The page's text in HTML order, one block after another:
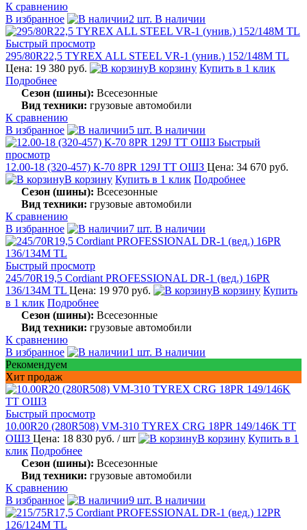
К сравнению
В избранное
2 шт. В наличии
Быстрый просмотр
295/80R22,5 TYREX ALL STEEL VR-1 (унив.) 152/148M TL
Цена: 19 380 руб.
В корзину Купить в 1 клик
Подробнее
Сезон (шины): Всесезонные
Вид техники: грузовые автомобили
К сравнению
В избранное
5 шт. В наличии
Быстрый
просмотр
12.00-18 (320-457) К-70 8PR 129J TT ОШЗ Цена: 34 670 руб.
В корзину Купить в 1 клик Подробнее
Сезон (шины): Всесезонные
Вид техники: грузовые автомобили
К сравнению
В избранное
7 шт. В наличии
Быстрый просмотр
245/70R19,5 Cordiant PROFESSIONAL DR-1 (вед.) 16PR
136/134М TL Цена: 19 970 руб. В корзину Купить
в 1 клик Подробнее
Сезон (шины): Всесезонные
Вид техники: грузовые автомобили
К сравнению
В избранное
1 шт. В наличии
Рекомендуем
Хит продаж
Быстрый просмотр
10.00R20 (280R508) VM-310 TYREX CRG 18PR 149/146K TT
ОШЗ Цена: 18 830 руб. / шт В корзину Купить в 1
клик Подробнее
Сезон (шины): Всесезонные
Вид техники: грузовые автомобили
К сравнению
В избранное
9 шт. В наличии